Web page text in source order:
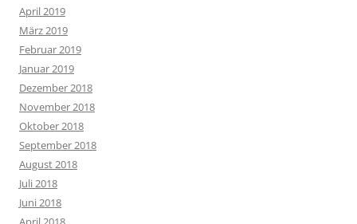
April 2019
März 2019
Februar 2019
Januar 2019
Dezember 2018
November 2018
Oktober 2018
September 2018
August 2018
Juli 2018
Juni 2018